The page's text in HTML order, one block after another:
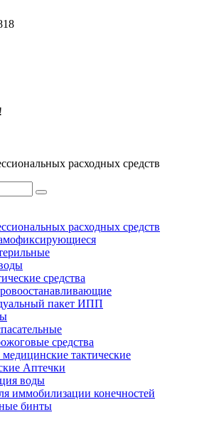
расходных средств
расходных средств
средства
пакет ИПП
средства
тактические
Аптечки
воды
иммобилизации конечностей
бинты